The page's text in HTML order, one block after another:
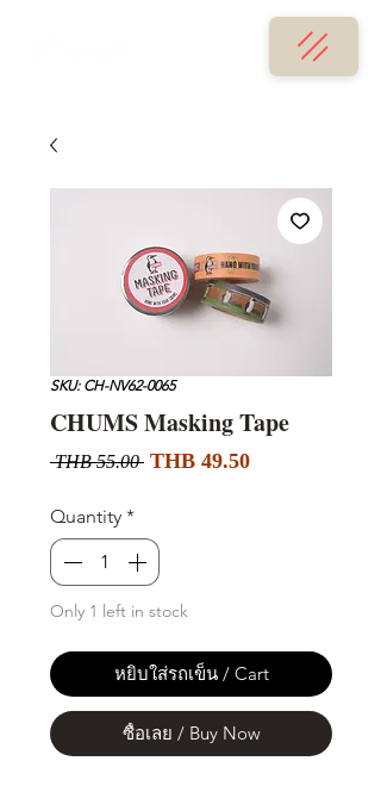
SKU: CH-NV62-0065
CHUMS Masking Tape
THB 55.00 Regular
THB 49.50Sale
Quantity *
Only 1 left in stock
หยิบใส่รถเข็น / Cart
ซื้อเลย / Buy Now